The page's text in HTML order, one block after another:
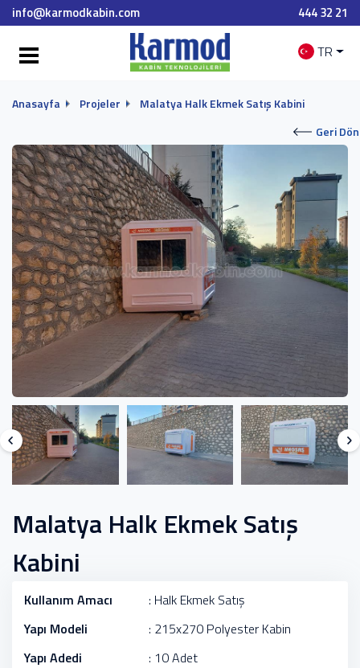
info@karmodkabin.com 444 32 21
TR
Anasayfa Projeler
Malatya Halk Ekmek Satış Kabini
Geri Dön
Malatya Halk Ekmek Satış
Kabini
Kullanım Amacı
: Halk Ekmek Satış
Yapı Modeli
: 215x270 Polyester Kabin
Yapı Adedi
: 10 Adet